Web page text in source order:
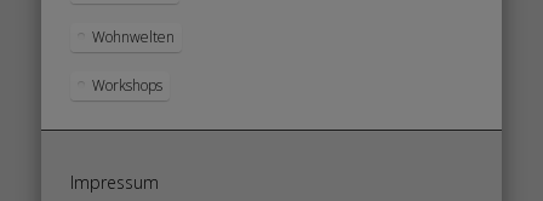
Wohnwelten
Workshops
Impressum